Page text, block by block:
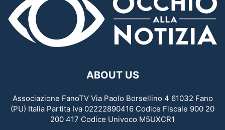
ABOUT US
Associazione FanoTV Via Paolo Borsellino 4 61032 Fano
(PU) Italia Partita Iva 02222890416 Codice Fiscale 900 20
200 417 Codice Univoco M5UXCR1